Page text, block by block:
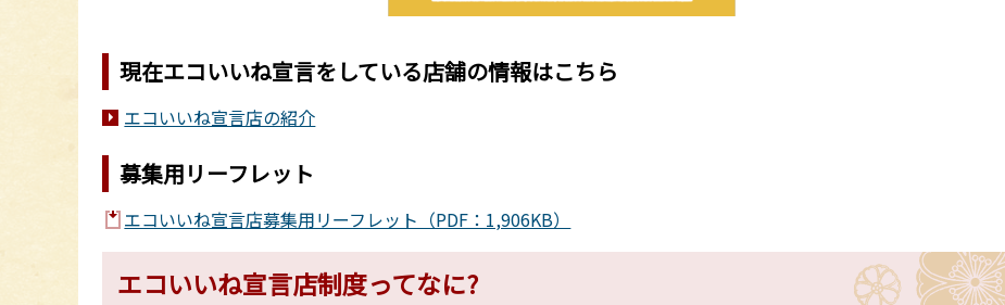
現在エコいいね宣言をしている店舗の情報はこちら
エコいいね宣言店の紹介
募集用リーフレット
エコいいね宣言店募集用リーフレット（PDF：1,906KB）
エコいいね宣言店制度ってなに?